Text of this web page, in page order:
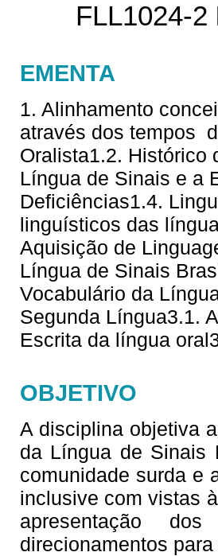
FLL1024-2
EMENTA
1. Alinhamento
através dos tempos
Oralista1.2. Histórico
Língua de Sinais e a
Deficiências1.4.
linguísticos das
Aquisição de
Língua de Sinais
Vocabulário da
Segunda Língua3.1.
Escrita da língua
OBJETIVO
A disciplina objetiva
da Língua de Sinais
comunidade surda e
inclusive com vistas
apresentação
direcionamentos